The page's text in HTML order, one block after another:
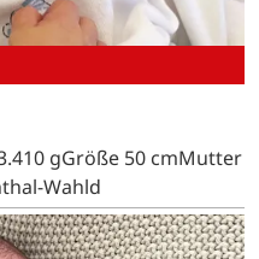
gGröße 50 cmMutter
Wahld